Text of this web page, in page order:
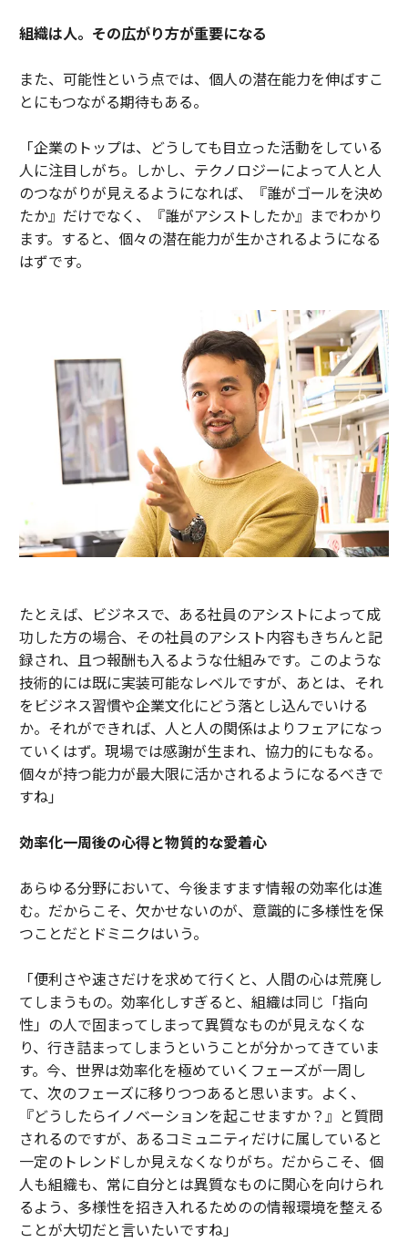
組織は人。その広がり方が重要になる
また、可能性という点では、個人の潜在能力を伸ばすこ
とにもつながる期待もある。
「企業のトップは、どうしても目立った活動をしている
人に注目しがち。しかし、テクノロジーによって人と人
のつながりが見えるようになれば、『誰がゴールを決め
たか』だけでなく、『誰がアシストしたか』までわかり
ます。すると、個々の潜在能力が生かされるようになる
はずです。
たとえば、ビジネスで、ある社員のアシストによって成
功した方の場合、その社員のアシスト内容もきちんと記
録され、且つ報酬も入るような仕組みです。このような
技術的には既に実装可能なレベルですが、あとは、それ
をビジネス習慣や企業文化にどう落とし込んでいける
か。それができれば、人と人の関係はよりフェアになっ
ていくはず。現場では感謝が生まれ、協力的にもなる。
個々が持つ能力が最大限に活かされるようになるべきで
すね」
効率化一周後の心得と物質的な愛着心
あらゆる分野において、今後ますます情報の効率化は進
む。だからこそ、欠かせないのが、意識的に多様性を保
つことだとドミニクはいう。
「便利さや速さだけを求めて行くと、人間の心は荒廃し
てしまうもの。効率化しすぎると、組織は同じ「指向
性」の人で固まってしまって異質なものが見えなくな
り、行き詰まってしまうということが分かってきていま
す。今、世界は効率化を極めていくフェーズが一周し
て、次のフェーズに移りつつあると思います。よく、
『どうしたらイノベーションを起こせますか？』と質問
されるのですが、あるコミュニティだけに属していると
一定のトレンドしか見えなくなりがち。だからこそ、個
人も組織も、常に自分とは異質なものに関心を向けられ
るよう、多様性を招き入れるためのの情報環境を整える
ことが大切だと言いたいですね」